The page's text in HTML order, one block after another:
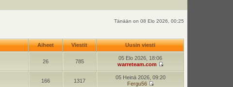
Tänään on 08 Elo 2026, 00:25
Aiheet Viestit Uusin viesti
26 785
05 Elo 2026, 18:06
warreteam.com
166 1317
05 Heinä 2026, 09:20
Fergu56